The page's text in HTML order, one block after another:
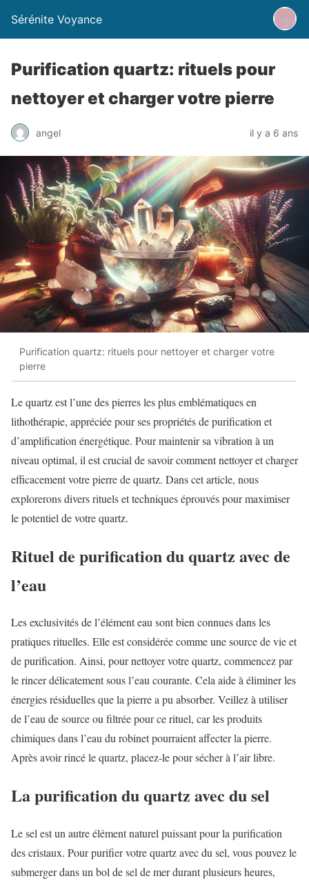
Sérénite Voyance
Purification quartz: rituels pour
nettoyer et charger votre pierre
angel il y a 6 ans
Purification quartz: rituels pour nettoyer et charger votre
pierre
Le quartz est l’une des pierres les plus emblématiques en
lithothérapie, appréciée pour ses propriétés de purification et
d’amplification énergétique. Pour maintenir sa vibration à un
niveau optimal, il est crucial de savoir comment nettoyer et charger
efficacement votre pierre de quartz. Dans cet article, nous
explorerons divers rituels et techniques éprouvés pour maximiser
le potentiel de votre quartz.
Rituel de purification du quartz avec de
l’eau
Les exclusivités de l’élément eau sont bien connues dans les
pratiques rituelles. Elle est considérée comme une source de vie et
de purification. Ainsi, pour nettoyer votre quartz, commencez par
le rincer délicatement sous l’eau courante. Cela aide à éliminer les
énergies résiduelles que la pierre a pu absorber. Veillez à utiliser
de l’eau de source ou filtrée pour ce rituel, car les produits
chimiques dans l’eau du robinet pourraient affecter la pierre.
Après avoir rincé le quartz, placez-le pour sécher à l’air libre.
La purification du quartz avec du sel
Le sel est un autre élément naturel puissant pour la purification
des cristaux. Pour purifier votre quartz avec du sel, vous pouvez le
submerger dans un bol de sel de mer durant plusieurs heures,